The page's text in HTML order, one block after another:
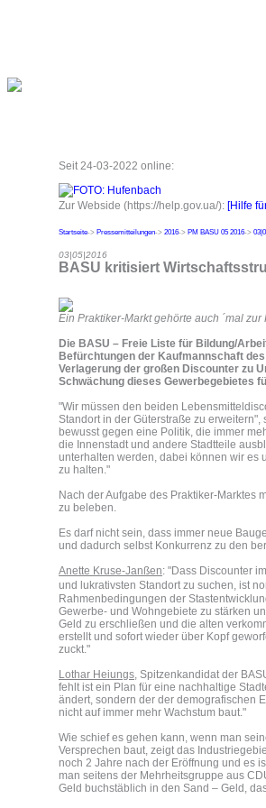
Seit 24-03-2022 online:
Zur Webside (https://help.gov.ua/): [Hilfe
Startseite-> Pressemitteilungen-> 2016-> PM BASU 05 2016->
03|05|2016
BASU kritisiert
Ein Praktiker-Markt gehörte auch ´mal
Die BASU – Freie Liste für Bildung/
Befürchtungen der Kaufmannschaft
Verlagerung der großen Discounter zu
Schwächung dieses Gewerbegebietes
"Wir müssen den beiden
Standort in der Güterstraße zu erweitern",
bewusst gegen eine Politik, die immer
die Innenstadt und andere Stadtteile
unterhalten werden, dabei können wir es
zu halten."
Nach der Aufgabe des Praktiker-Marktes
zu beleben.
Es darf nicht sein, dass immer neue
und dadurch selbst Konkurrenz zu den
Anette Kruse-Janßen: "Dass Discounter
und lukrativsten Standort zu suchen, ist
Rahmenbedingungen der
Gewerbe- und Wohngebiete zu stärken
Geld zu erschließen und die alten
erstellt und sofort wieder über Kopf
zuckt."
Lothar Heiungs, Spitzenkandidat der
fehlt ist ein Plan für eine nachhaltige
ändert, sondern der der demografischen
nicht auf immer mehr Wachstum baut."
Wie schief es gehen kann, wenn man
Versprechen baut, zeigt das
noch 2 Jahre nach der Eröffnung und es
man seitens der Mehrheitsgruppe aus
Geld buchstäblich in den Sand – Geld,